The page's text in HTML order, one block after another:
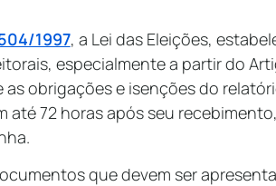
1997, a Lei das Eleições,
especialmente a partir do
as obrigações e isenções do
até 72 horas após seu
que devem ser